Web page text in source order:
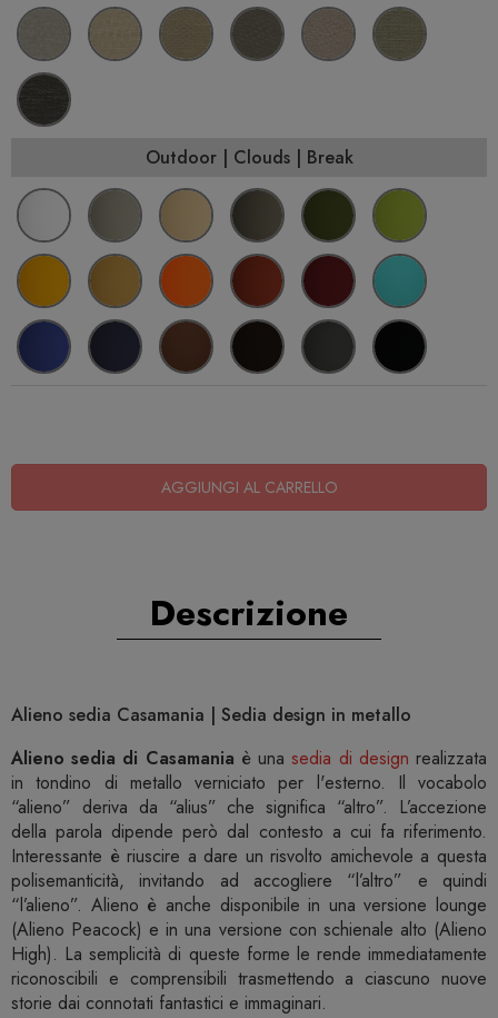
Outdoor | Clouds | Break
AGGIUNGI AL CARRELLO
Descrizione
Alieno sedia Casamania | Sedia design in metallo
Alieno sedia di Casamania è unasedia di design realizzata
in tondino di metallo verniciato per l'esterno. Il vocabolo
“alieno” deriva da “alius” che significa “altro”. L’accezione
della parola dipende però dal contesto a cui fa riferimento.
Interessante è riuscire a dare un risvolto amichevole a questa
polisemanticità, invitando ad accogliere “l’altro” e quindi
“l’alieno”. Alieno è anche disponibile in una versione lounge
(Alieno Peacock) e in una versione con schienale alto (Alieno
High). La semplicità di queste forme le rende immediatamente
riconoscibili e comprensibili trasmettendo a ciascuno nuove
storie dai connotati fantastici e immaginari.‎